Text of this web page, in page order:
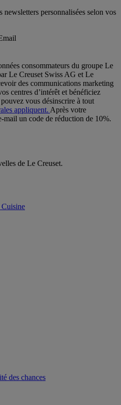
personnalisées selon vos
consommateurs du groupe Le
Le Creuset Swiss AG et Le
des communications marketing
centres d’intérêt et bénéficiez
vous désinscrire à tout
appliquent. Après votre
mail un code de réduction de 10%.
de Le Creuset.
Cuisine
des chances